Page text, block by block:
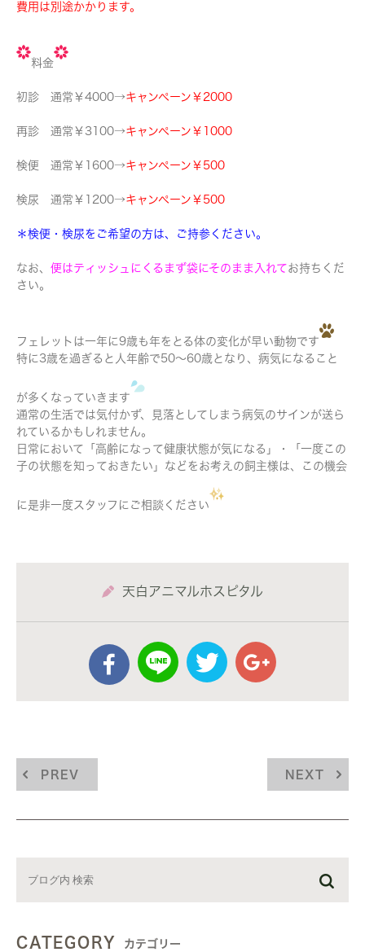
費用は別途かかります。
料金
初診 通常￥4000→キャンペーン￥2000
再診 通常￥3100→キャンペーン￥1000
検便 通常￥1600→キャンペーン￥500
検尿 通常￥1200→キャンペーン￥500
＊検便・検尿をご希望の方は、ご持参ください。
なお、 便はティッシュにくるまず袋にそのまま入れてお持ちくだ
さい。
フェレットは一年に9歳も年をとる体の変化が早い動物です
特に3歳を過ぎると人年齢で50～60歳となり、病気になること
が多くなっていきます
通常の生活では気付かず、見落としてしまう病気のサインが送ら
れているかもしれません。
日常において「高齢になって健康状態が気になる」・「一度この
子の状態を知っておきたい」などをお考えの飼主様は、この機会
に是非一度スタッフにご相談ください
天白アニマルホスピタル
PREV NEXT
CATEGORY カテゴリー